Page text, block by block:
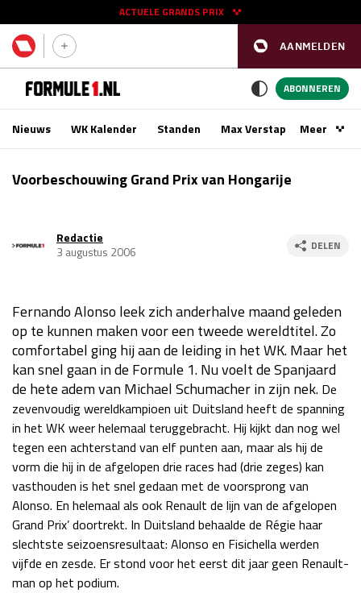
AANMELDEN
ACTUELE GRANDS PRIX
11 - 13 sep
Race
zo 15:00 - 17:00
Kwalificatie
vr 14:00 - 15:00
Race
za 13:00 - 15:00
GP SINGAPORE 2026 09 - 11 okt
Kwalificatie
za 15:00 - 16:00
Race
zo 14:00 - 16:00
GP VERENIGDE STATEN 2026 23 - 25 okt
Kwalificatie
za 23:00 - 00:00
Race
zo 21:00 - 23:00
GP SÃO PAULO 2026 06 - 08 nov
Kwalificatie
ABONNEREN
Nieuws WK Kalender Standen Max VerstappenMeer
Voorbeschouwing Grand Prix van Hongarije
Redactie
3 augustus 2006
DELEN
Fernando Alonso leek zich anderhalve maand geleden
op te kunnen maken voor een tweede wereldtitel. Zo
comfortabel ging hij aan de leiding in het WK. Maar het
kan snel gaan in de Formule 1. Nu voelt de Spanjaard
de hete adem van Michael Schumacher in zijn nek. De
zevenvoudig wereldkampioen uit Duitsland heeft de spanning
in het WK weer helemaal teruggebracht. Hij kijkt dan nog wel
tegen een achterstand van elf punten aan, maar als hij de
vorm die hij in de afgelopen drie races had (drie zeges) kan
vasthouden is het snel gedaan met de voorsprong van
Alonso. En helemaal als ook Renault de lijn van de afgelopen
Grand Prix’ doortrekt. In Duitsland behaalde de Régie haar
slechtste seizoensresultaat: Alonso en Fisichella werden
vijfde en zesde. Er stond voor het eerst dit jaar geen Renault-
man op het podium.